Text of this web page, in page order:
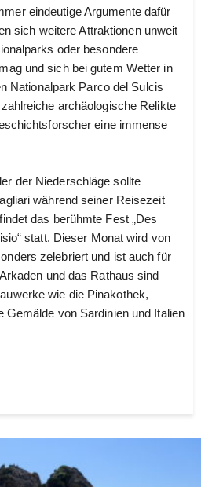
eindeutige Argumente dafür
sich weitere Attraktionen unweit
oder besondere
und sich bei gutem Wetter in
Nationalpark Parco del Sulcis
archäologische Relikte
eine immense
der Niederschläge sollte
während seiner Reisezeit
das berühmte Fest „Des
statt. Dieser Monat wird von
zelebriert und ist auch für
und das Rathaus sind
wie die Pinakothek,
Gemälde von Sardinien und Italien